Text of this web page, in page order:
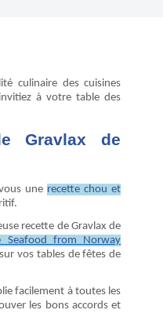
culinaire des cuisines
à votre table des
Gravlax de
une recette chou et
recette de Gravlax de
Seafood from Norway
vos tables de fêtes de
facilement à toutes les
les bons accords et